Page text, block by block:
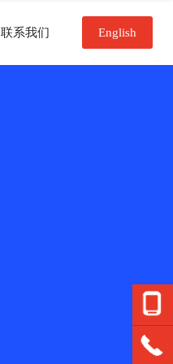
联系我们 English